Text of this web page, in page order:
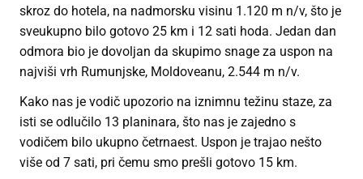
skroz do hotela, na nadmorsku visinu 1.120 m n/v, što je
sveukupno bilo gotovo 25 km i 12 sati hoda. Jedan dan
odmora bio je dovoljan da skupimo snage za uspon na
najviši vrh Rumunjske, Moldoveanu, 2.544 m n/v.
Kako nas je vodič upozorio na iznimnu težinu staze, za
isti se odlučilo 13 planinara, što nas je zajedno s
vodičem bilo ukupno četrnaest. Uspon je trajao nešto
više od 7 sati, pri čemu smo prešli gotovo 15 km.